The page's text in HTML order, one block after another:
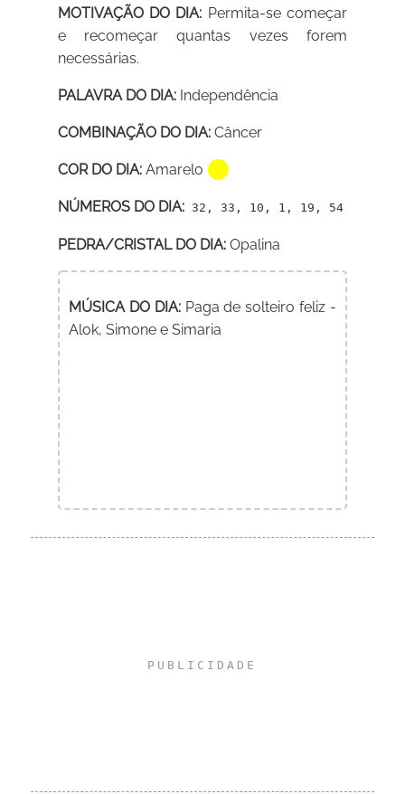
MOTIVAÇÃO DO DIA: Permita-se começar
e recomeçar quantas vezes forem
necessárias.
PALAVRA DO DIA: Independência
COMBINAÇÃO DO DIA: Câncer
COR DO DIA: Amarelo
NÚMEROS DO DIA: 32, 33, 10, 1, 19, 54
PEDRA/CRISTAL DO DIA: Opalina
MÚSICA DO DIA:Paga de solteiro feliz -
Alok, Simone e Simaria